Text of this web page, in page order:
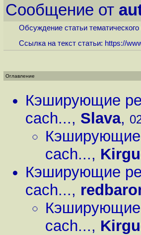
Сообщение от
Обсуждение статьи
Ссылка на текст статьи: https://
Оглавление
Кэширующие
cach..., Slava,
Кэширующие
cach...,
Кэширующие
cach...,
Кэширующие
cach...,